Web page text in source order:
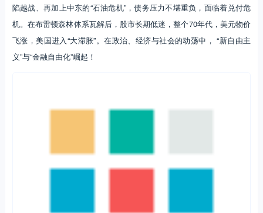
陷越战、再加上中东的“石油危机”，债务压力不堪重负，面临着兑付危
机。在布雷顿森林体系瓦解后，股市长期低迷，整个70年代，美元物价
飞涨，美国进入“大滞胀”。在政治、经济与社会的动荡中， “新自由主
义”与“金融自由化”崛起！